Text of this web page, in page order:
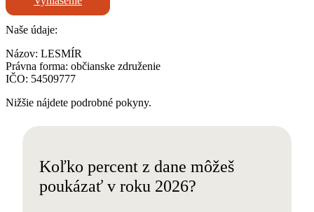
Naše údaje:
Názov: LESMÍR
Právna forma: občianske združenie
IČO: 54509777
Nižšie nájdete podrobné pokyny.
Koľko percent z dane môžeš
poukázať v roku 2026?